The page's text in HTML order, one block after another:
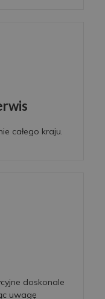
całego kraju.
doskonale
uwagę